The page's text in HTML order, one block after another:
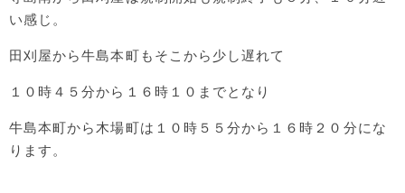
い感じ。
田刈屋から牛島本町もそこから少し遅れて
１０時４５分から１６時１０までとなり
牛島本町から木場町は１０時５５分から１６時２０分にな
ります。